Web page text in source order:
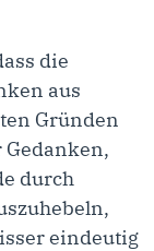
die
aus
Gründen
durch
eindeutig